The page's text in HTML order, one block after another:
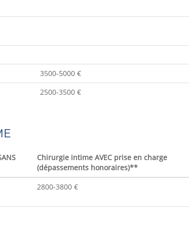
3500-5000 €
2500-3500 €
Chirurgie intime AVEC prise en charge
(dépassements honoraires)**
2800-3800 €